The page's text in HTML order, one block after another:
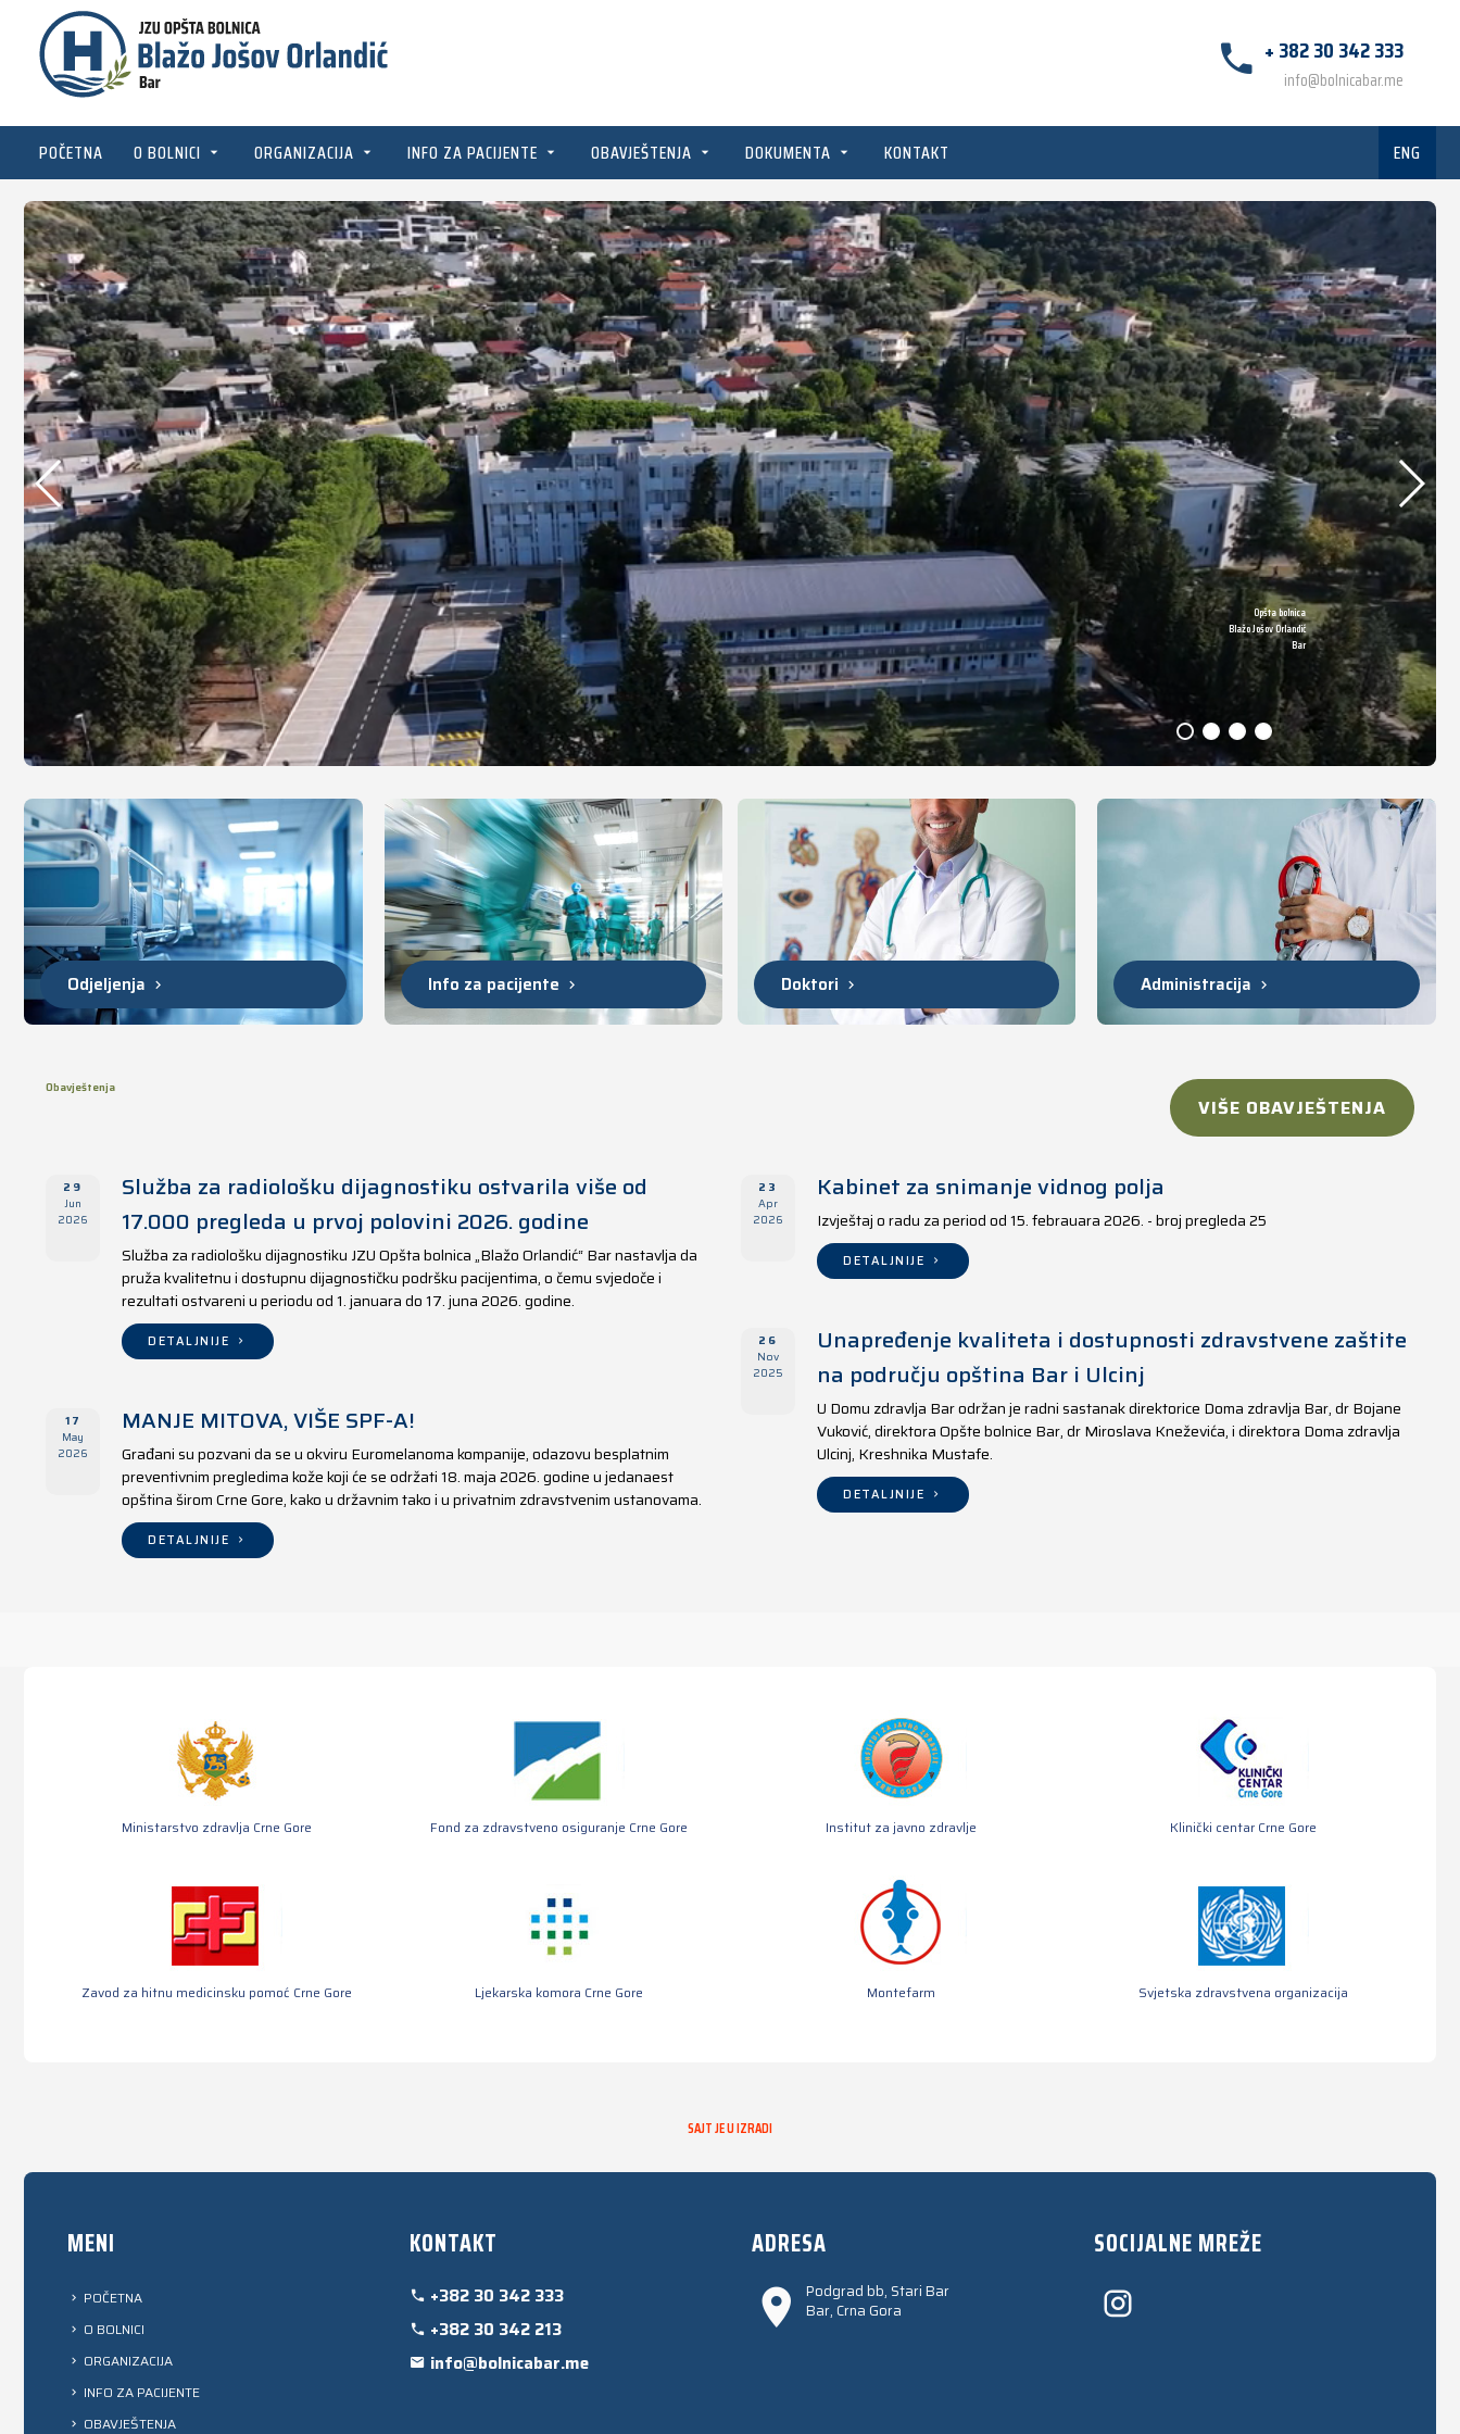
+ 382 30 342 333
info@bolnicabar.me
POČETNA O BOLNICI ORGANIZACIJA INFO ZA PACIJENTE OBAVJEŠTENJA DOKUMENTA KONTAKT ENG
Opšta bolnica
Blažo Jošov Orlandić
Bar
Odjeljenja
DETALJNIJE
Info za pacijente
DETALJNIJE
Doktori
DETALJNIJE
Administracija
DETALJNIJE
Obavještenja
VIŠE OBAVJEŠTENJA
29
Jun
2026
Služba za radiološku dijagnostiku ostvarila više od
17.000 pregleda u prvoj polovini 2026. godine
Služba za radiološku dijagnostiku JZU Opšta bolnica „Blažo Orlandić“ Bar nastavlja da
pruža kvalitetnu i dostupnu dijagnostičku podršku pacijentima, o čemu svjedoče i
rezultati ostvareni u periodu od 1. januara do 17. juna 2026. godine.
DETALJNIJE
17
May
2026
MANJE MITOVA, VIŠE SPF-A!
Građani su pozvani da se u okviru Euromelanoma kompanije, odazovu besplatnim
preventivnim pregledima kože koji će se održati 18. maja 2026. godine u jedanaest
opština širom Crne Gore, kako u državnim tako i u privatnim zdravstvenim ustanovama.
DETALJNIJE
23
Apr
2026
Kabinet za snimanje vidnog polja
Izvještaj o radu za period od 15. febrauara 2026. - broj pregleda 25
DETALJNIJE
26
Nov
2025
Unapređenje kvaliteta i dostupnosti zdravstvene zaštite
na području opština Bar i Ulcinj
U Domu zdravlja Bar održan je radni sastanak direktorice Doma zdravlja Bar, dr Bojane
Vuković, direktora Opšte bolnice Bar, dr Miroslava Kneževića, i direktora Doma zdravlja
Ulcinj, Kreshnika Mustafe.
DETALJNIJE
Ministarstvo zdravlja Crne Gore Fond za zdravstveno osiguranje Crne Gore Institut za javno zdravlje Klinički centar Crne Gore
Zavod za hitnu medicinsku pomoć Crne Gore Ljekarska komora Crne Gore Montefarm Svjetska zdravstvena organizacija
SAJT JE U IZRADI
MENI
POČETNA
O BOLNICI
ORGANIZACIJA
INFO ZA PACIJENTE
OBAVJEŠTENJA
KONTAKT
+382 30 342 333
+382 30 342 213
info@bolnicabar.me
ADRESA
Podgrad bb, Stari Bar
Bar, Crna Gora
SOCIJALNE MREŽE